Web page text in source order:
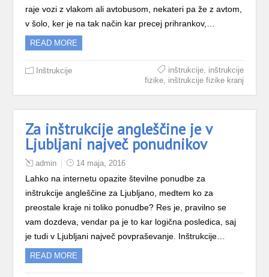
raje vozi z vlakom ali avtobusom, nekateri pa že z avtom,
v šolo, ker je na tak način kar precej prihrankov,…
READ MORE
Inštrukcije inštrukcije, inštrukcije
fizike, inštrukcije fizike kranj
Za inštrukcije angleščine je v
Ljubljani največ ponudnikov
admin 14 maja, 2016
Lahko na internetu opazite številne ponudbe za
inštrukcije angleščine za Ljubljano, medtem ko za
preostale kraje ni toliko ponudbe? Res je, pravilno se
vam dozdeva, vendar pa je to kar logična posledica, saj
je tudi v Ljubljani največ povpraševanje. Inštrukcije…
READ MORE